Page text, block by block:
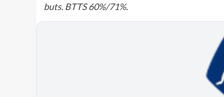
buts. BTTS 60%/71%.